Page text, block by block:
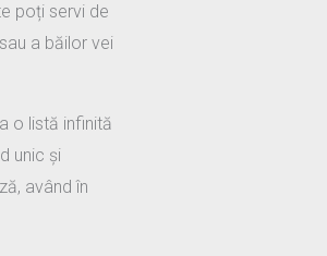
poți servi de
a băilor vei
o listă infinită
unic și
având în